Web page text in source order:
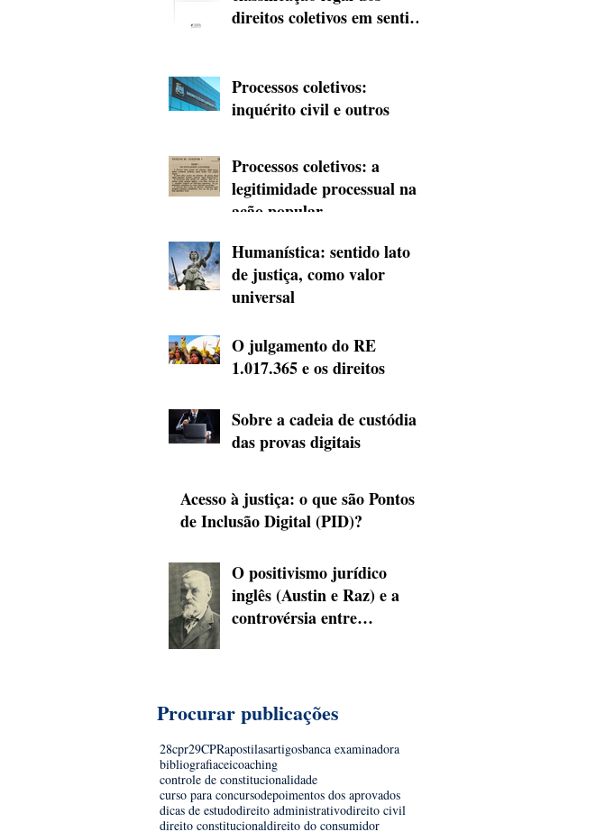
direitos coletivos em sentido
Processos coletivos:
inquérito civil e outros
Processos coletivos: a
legitimidade processual na
ação popular
Humanística: sentido lato
de justiça, como valor
universal
O julgamento do RE
1.017.365 e os direitos
Sobre a cadeia de custódia
das provas digitais
Acesso à justiça: o que são Pontos
de Inclusão Digital (PID)?
O positivismo jurídico
inglês (Austin e Raz) e a
controvérsia entre
Procurar publicações
28cpr29CPRapostilasartigosbanca examinadora
bibliografiaceicoaching
controle de constitucionalidade
curso para concursodepoimentos dos aprovados
dicas de estudodireito administrativodireito civil
direito constitucionaldireito do consumidor